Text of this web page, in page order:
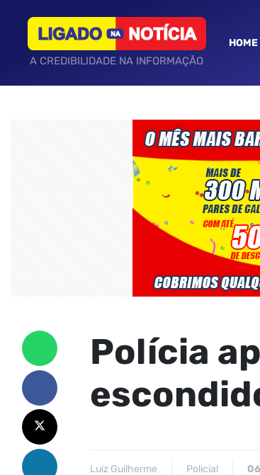
A CREDIBILIDADE NA INFORMAÇÃO
HOME
Polícia
Luiz Guilherme Policial